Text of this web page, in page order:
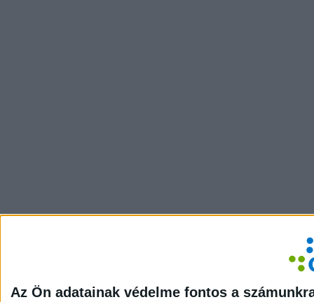
Az Ön adatainak védelme fontos a